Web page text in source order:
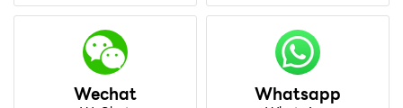
Wechat Whatsapp